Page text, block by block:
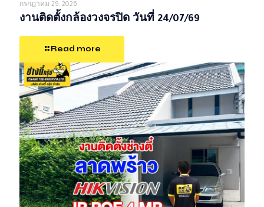
กรกฎาคม 29, 2026
งานติดตั้งกล้องวงจรปิด วันที่ 24/07/69
Read more